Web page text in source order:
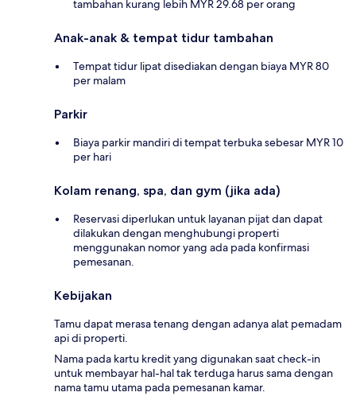
tambahan kurang lebih MYR 29.68 per orang
Anak-anak & tempat tidur tambahan
Tempat tidur lipat disediakan dengan biaya MYR 80
per malam
Parkir
Biaya parkir mandiri di tempat terbuka sebesar MYR 10
per hari
Kolam renang, spa, dan gym (jika ada)
Reservasi diperlukan untuk layanan pijat dan dapat
dilakukan dengan menghubungi properti
menggunakan nomor yang ada pada konfirmasi
pemesanan.
Kebijakan
Tamu dapat merasa tenang dengan adanya alat pemadam
api di properti.
Nama pada kartu kredit yang digunakan saat check-in
untuk membayar hal-hal tak terduga harus sama dengan
nama tamu utama pada pemesanan kamar.